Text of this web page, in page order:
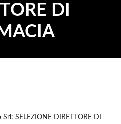
DI
SELEZIONE DIRETTORE DI